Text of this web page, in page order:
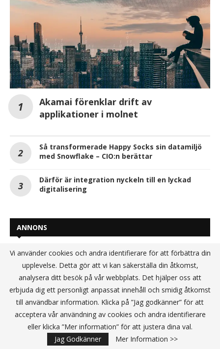
Akamai förenklar drift av
applikationer i molnet
Så transformerade Happy Socks sin datamiljö
med Snowflake – CIO:n berättar
Därför är integration nyckeln till en lyckad
digitalisering
ANNONS
Vi använder cookies och andra identifierare för att förbättra din
upplevelse. Detta gör att vi kan säkerställa din åtkomst,
analysera ditt besök på vår webbplats. Det hjälper oss att
erbjuda dig ett personligt anpassat innehåll och smidig åtkomst
till användbar information. Klicka på ”Jag godkänner” för att
acceptera vår användning av cookies och andra identifierare
eller klicka ”Mer information” för att justera dina val.
Jag Godkänner
Mer Information >>